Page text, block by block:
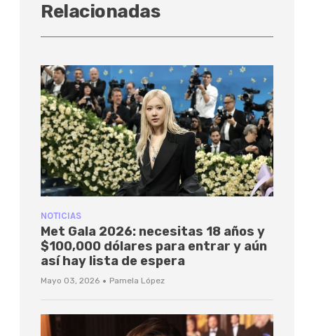
Relacionadas
NOTICIAS
Met Gala 2026: necesitas 18 años y
$100,000 dólares para entrar y aún
así hay lista de espera
Mayo 03, 2026 · Pamela López